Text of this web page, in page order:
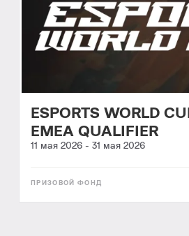
ESPORTS WORLD
EMEA QUALIFIER
11 мая 2026 - 31 мая 2026